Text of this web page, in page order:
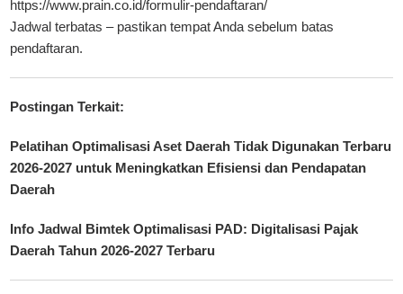
https://www.prain.co.id/formulir-pendaftaran/
Jadwal terbatas – pastikan tempat Anda sebelum batas
pendaftaran.
Postingan Terkait:
Pelatihan Optimalisasi Aset Daerah Tidak Digunakan Terbaru
2026-2027 untuk Meningkatkan Efisiensi dan Pendapatan
Daerah
Info Jadwal Bimtek Optimalisasi PAD: Digitalisasi Pajak
Daerah Tahun 2026-2027 Terbaru